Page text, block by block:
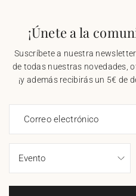
¡Únete a la
Suscríbete a nuestra
de todas nuestras novedades,
¡y además recibirás un 5€ de
Correo electrónico